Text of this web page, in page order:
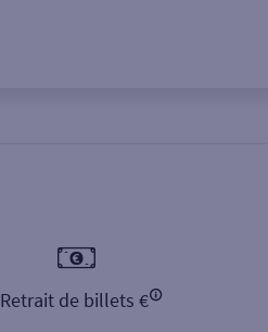
Retrait de billets €